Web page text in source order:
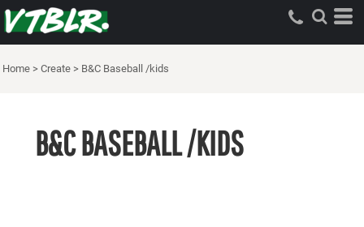
Home > Create > B&C Baseball /kids
B&C BASEBALL /KIDS